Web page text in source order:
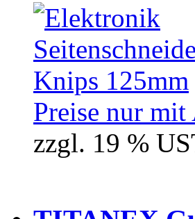
Preise nur
zzgl. 19 %